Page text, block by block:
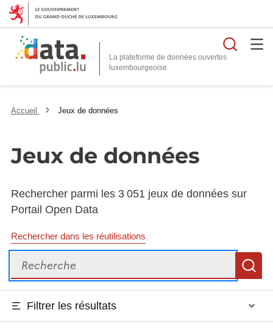
La plateforme de données ouvertes
Accueil Jeux de données
Jeux de données
Rechercher parmi les 3 051 jeux de données sur
Portail Open Data
Rechercher dans les réutilisations
Recherche
Filtrer les résultats